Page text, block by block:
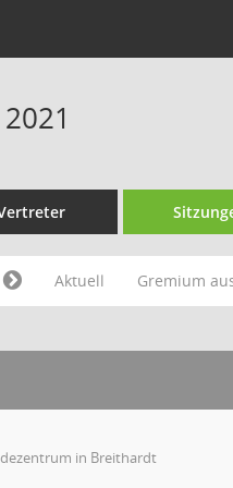
Aktuell Gremium
in Breithardt